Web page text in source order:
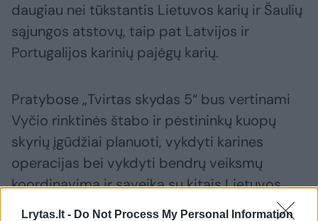
Lrytas.lt - Do Not Process My Personal Information
daugiau nei tūkstantis Lietuvos karių ir Šaulių
sąjungos atstovų, taip pat Latvijos ir
Portugalijos karinių pajėgų karių.
Pratybose „Tvirtas skydas 5“ bus vertinami
Vyčio rinktinės štabo ir pėstininkų kuopų
skyrių įgūdžiai planuoti, vykdyti karines
operacijas bei vykdyti bendrų veiksmų
koordinavimą ir sąveiką su kitais Lietuvos
kariuomenės vienetais bei NATO